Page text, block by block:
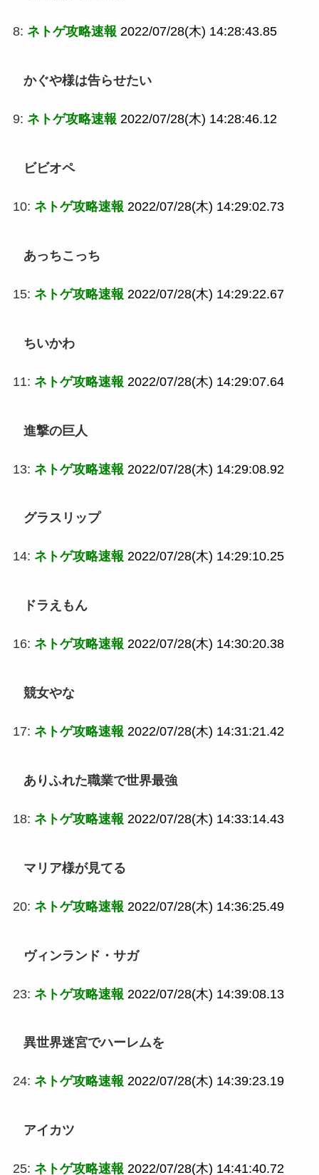
8: ネトゲ攻略速報 2022/07/28(木) 14:28:43.85
かぐや様は告らせたい
9: ネトゲ攻略速報 2022/07/28(木) 14:28:46.12
ビビオペ
10: ネトゲ攻略速報 2022/07/28(木) 14:29:02.73
あっちこっち
15: ネトゲ攻略速報 2022/07/28(木) 14:29:22.67
ちいかわ
11: ネトゲ攻略速報 2022/07/28(木) 14:29:07.64
進撃の巨人
13: ネトゲ攻略速報 2022/07/28(木) 14:29:08.92
グラスリップ
14: ネトゲ攻略速報 2022/07/28(木) 14:29:10.25
ドラえもん
16: ネトゲ攻略速報 2022/07/28(木) 14:30:20.38
競女やな
17: ネトゲ攻略速報 2022/07/28(木) 14:31:21.42
ありふれた職業で世界最強
18: ネトゲ攻略速報 2022/07/28(木) 14:33:14.43
マリア様が見てる
20: ネトゲ攻略速報 2022/07/28(木) 14:36:25.49
ヴィンランド・サガ
23: ネトゲ攻略速報 2022/07/28(木) 14:39:08.13
異世界迷宮でハーレムを
24: ネトゲ攻略速報 2022/07/28(木) 14:39:23.19
アイカツ
25: ネトゲ攻略速報 2022/07/28(木) 14:41:40.72